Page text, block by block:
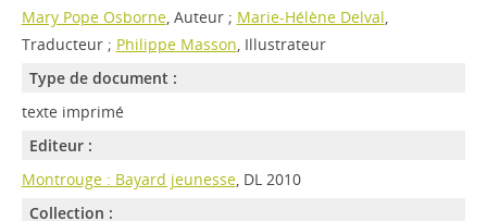
Mary Pope Osborne, Auteur ; Marie-Hélène Delval,
Traducteur ; Philippe Masson, Illustrateur
Type de document :
texte imprimé
Editeur :
Montrouge : Bayard jeunesse, DL 2010
Collection :